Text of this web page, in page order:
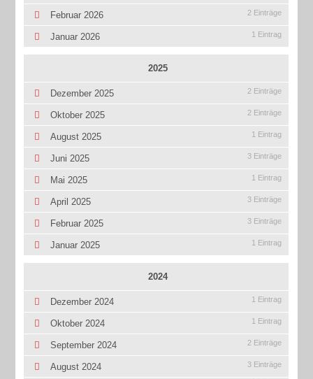
Februar 2026 2 Einträge
Januar 2026 1 Eintrag
2025
Dezember 2025 2 Einträge
Oktober 2025 2 Einträge
August 2025 1 Eintrag
Juni 2025 3 Einträge
Mai 2025 1 Eintrag
April 2025 3 Einträge
Februar 2025 3 Einträge
Januar 2025 1 Eintrag
2024
Dezember 2024 1 Eintrag
Oktober 2024 1 Eintrag
September 2024 2 Einträge
August 2024 3 Einträge